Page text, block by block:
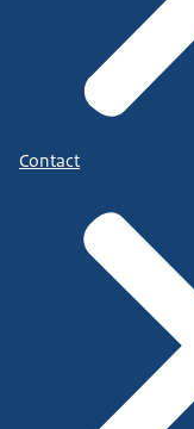
Contact